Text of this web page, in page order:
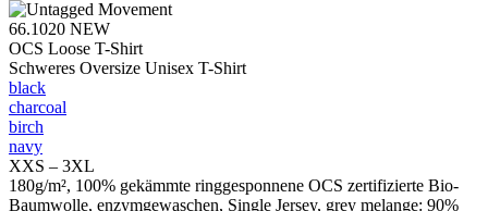
66.1020 NEW
OCS Loose T-Shirt
Schweres Oversize Unisex T-Shirt
black
charcoal
birch
navy
XXS – 3XL
180g/m², 100% gekämmte ringgesponnene OCS zertifizierte Bio-
Baumwolle, enzymgewaschen, Single Jersey, grey melange: 90%